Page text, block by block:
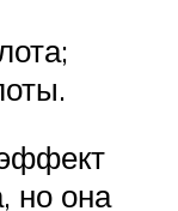
но она